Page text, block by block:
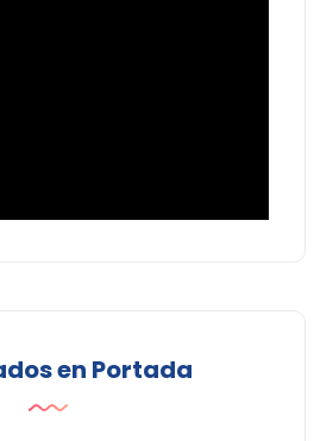
en Portada